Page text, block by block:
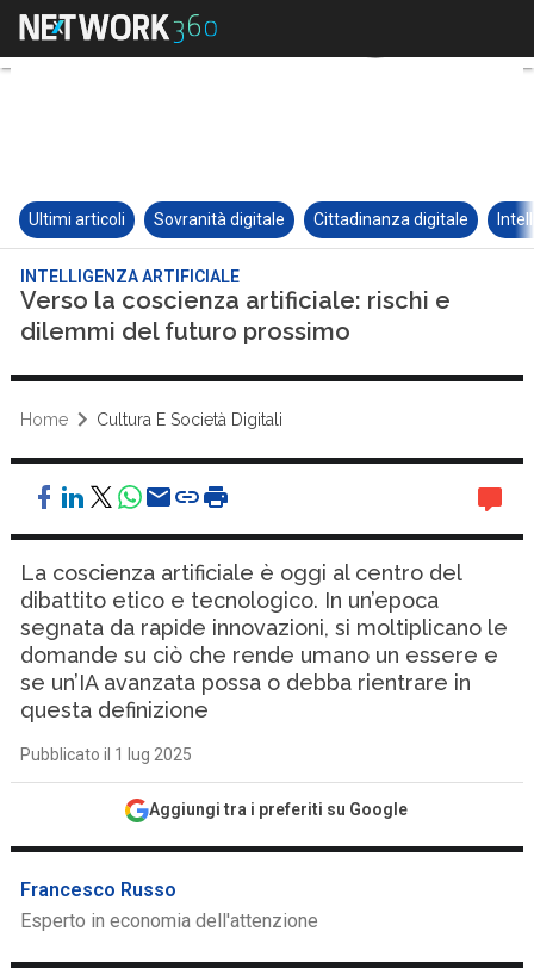
Ultimi articoli Sovranità digitale Cittadinanza digitale
INTELLIGENZA ARTIFICIALE
Verso la coscienza artificiale: rischi e
dilemmi del futuro prossimo
Home Cultura E Società Digitali
La coscienza artificiale è oggi al centro del
dibattito etico e tecnologico. In un’epoca
segnata da rapide innovazioni, si moltiplicano le
domande su ciò che rende umano un essere e
se un’IA avanzata possa o debba rientrare in
questa definizione
Pubblicato il 1 lug 2025
Aggiungi tra i preferiti su Google
Francesco Russo
Esperto in economia dell'attenzione